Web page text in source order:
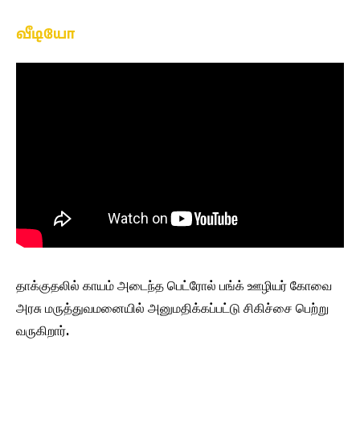
வீடியோ
தாக்குதலில் காயம் அடைந்த பெட்ரோல் பங்க் ஊழியர் கோவை
அரசு மருத்துவமனையில் அனுமதிக்கப்பட்டு சிகிச்சை பெற்று
வருகிறார்.